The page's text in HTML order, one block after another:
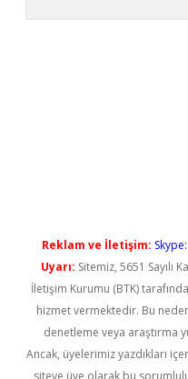
Reklam ve İletişim:
Uyarı: Sitemiz, 5651 Sayılı
İletişim Kurumu (BTK)
hizmet vermektedir. Bu
denetleme veya araştırma
Ancak, üyelerimiz yazdıkları
siteye üye olarak bu